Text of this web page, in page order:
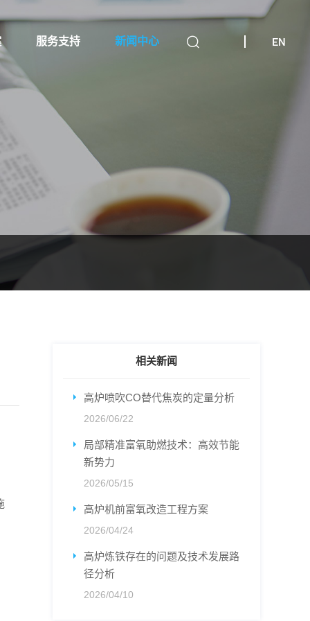
EN
服务支持 新闻中心
相关新闻
高炉喷吹CO替代焦炭的定量分析
2026/06/22
局部精准富氧助燃技术：高效节能
新势力
2026/05/15
高炉机前富氧改造工程方案
2026/04/24
高炉炼铁存在的问题及技术发展路
径分析
2026/04/10